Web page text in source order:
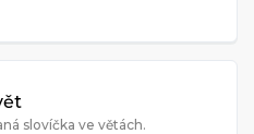
slovíčka ve větách.